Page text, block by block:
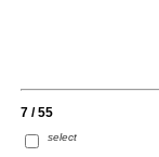
7 / 55
select